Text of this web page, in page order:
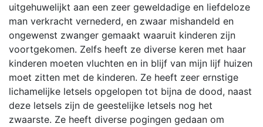
uitgehuwelijkt aan een zeer geweldadige en liefdeloze
man verkracht vernederd, en zwaar mishandeld en
ongewenst zwanger gemaakt waaruit kinderen zijn
voortgekomen. Zelfs heeft ze diverse keren met haar
kinderen moeten vluchten en in blijf van mijn lijf huizen
moet zitten met de kinderen. Ze heeft zeer ernstige
lichamelijke letsels opgelopen tot bijna de dood, naast
deze letsels zijn de geestelijke letsels nog het
zwaarste. Ze heeft diverse pogingen gedaan om